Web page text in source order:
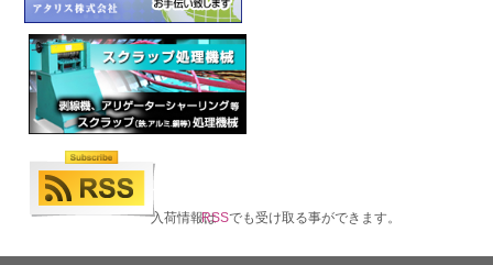
入荷情報はRSSでも受け取る事ができます。